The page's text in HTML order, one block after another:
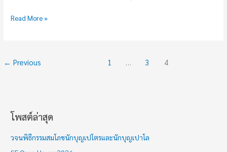
Read More »
← Previous 1 … 3 4
โพสต์ล่าสุด
วจนพิธีกรรมสมโภชนักบุญเปโตรและนักบุญเปาโล
ช่
ง